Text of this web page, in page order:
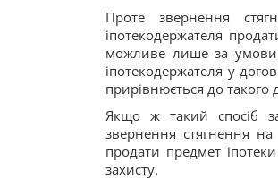
Проте звернення
іпотекодержателя
можливе лише за
іпотекодержателя у
прирівнюється до
Якщо ж такий спосіб
звернення стягнення
продати предмет
захисту.